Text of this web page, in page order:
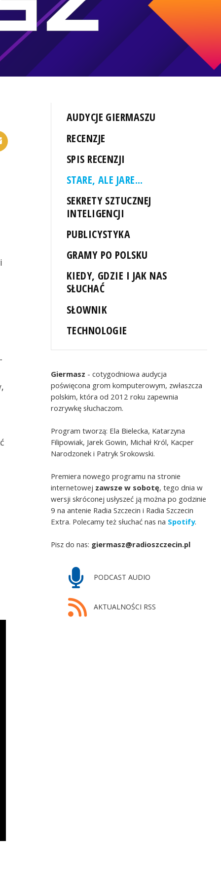
AUDYCJE GIERMASZU
RECENZJE
SPIS RECENZJI
STARE, ALE JARE...
SEKRETY SZTUCZNEJ
INTELIGENCJI
PUBLICYSTYKA
GRAMY PO POLSKU
KIEDY, GDZIE I JAK NAS
SŁUCHAĆ
SŁOWNIK
TECHNOLOGIE
Giermasz - cotygodniowa audycja
poświęcona grom komputerowym, zwłaszcza
polskim, która od 2012 roku zapewnia
rozrywkę słuchaczom.
Program tworzą: Ela Bielecka, Katarzyna
Filipowiak, Jarek Gowin, Michał Król, Kacper
Narodzonek i Patryk Srokowski.
Premiera nowego programu na stronie
internetowej zawsze w sobotę, tego dnia w
wersji skróconej usłyszeć ją można po godzinie
9 na antenie Radia Szczecin i Radia Szczecin
Extra. Polecamy też słuchać nas na Spotify.
Pisz do nas: giermasz@radioszczecin.pl
PODCAST AUDIO
AKTUALNOŚCI RSS